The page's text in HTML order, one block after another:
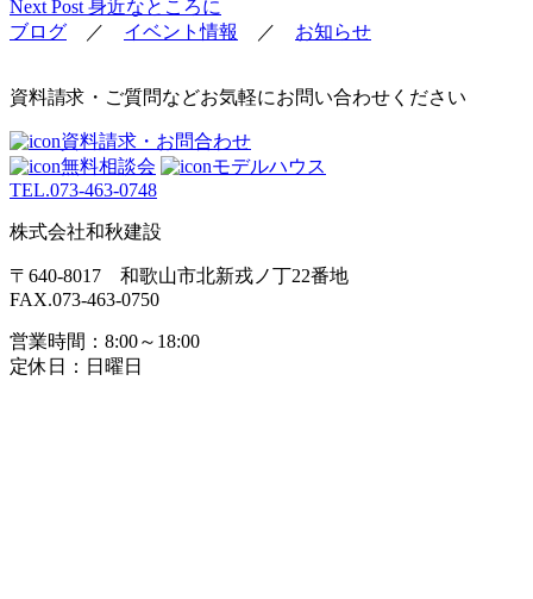
Next Post 身近なところに
ブログ ／ イベント情報 ／ お知らせ
資料請求・ご質問などお気軽にお問い合わせください
資料請求・お問合わせ
無料相談会
モデルハウス
TEL.073-463-0748
株式会社和秋建設
〒640-8017 和歌山市北新戎ノ丁22番地
FAX.073-463-0750
営業時間：8:00～18:00
定休日：日曜日